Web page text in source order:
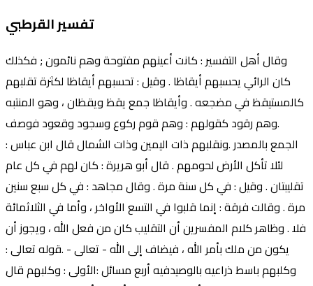
تفسير القرطبي
وقال أهل التفسير : كانت أعينهم مفتوحة وهم نائمون ; فكذلك
كان الرائي يحسبهم أيقاظا . وقيل : تحسبهم أيقاظا لكثرة تقلبهم
كالمستيقظ في مضجعه . وأيقاظا جمع يقظ ويقظان ، وهو المنتبه
.وهم رقود كقولهم : وهم قوم ركوع وسجود وقعود فوصف
الجمع بالمصدر .ونقلبهم ذات اليمين وذات الشمال قال ابن عباس :
لئلا تأكل الأرض لحومهم . قال أبو هريرة : كان لهم في كل عام
تقليبتان . وقيل : في كل سنة مرة . وقال مجاهد : في كل سبع سنين
مرة . وقالت فرقة : إنما قلبوا في التسع الأواخر ، وأما في الثلاثمائة
فلا . وظاهر كلام المفسرين أن التقليب كان من فعل الله ، ويجوز أن
يكون من ملك بأمر الله ، فيضاف إلى الله - تعالى - .قوله تعالى :
وكلبهم باسط ذراعيه بالوصيدفيه أربع مسائل :الأولى : وكلبهم قال